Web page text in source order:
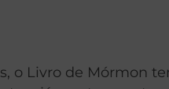
o Livro de Mórmon